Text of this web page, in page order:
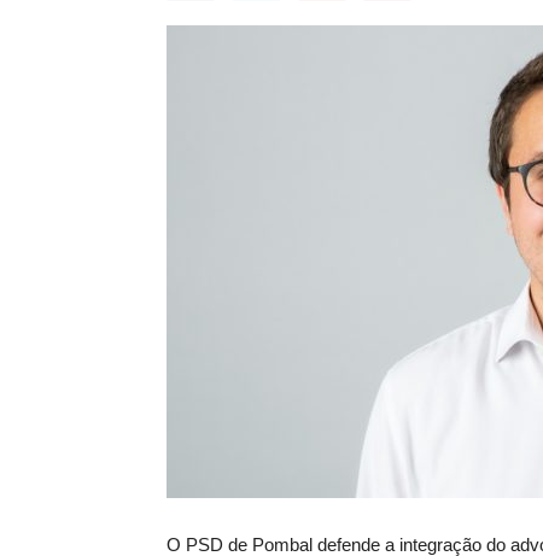
O PSD de Pombal defende a integração do